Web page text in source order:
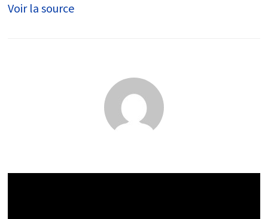
Voir la source